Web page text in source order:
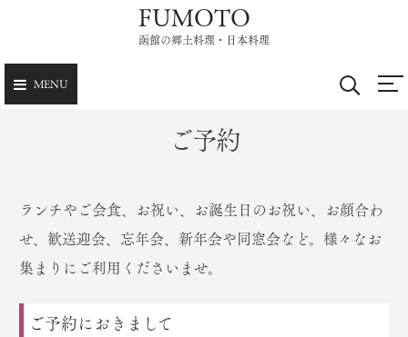
content
FUMOTO
函館の郷土料理・日本料理
MENU
ご予約
ランチやご会食、お祝い、お誕生日のお祝い、お顔合わ
せ、歓送迎会、忘年会、新年会や同窓会など。様々なお
集まりにご利用くださいませ。
ご予約におきまして